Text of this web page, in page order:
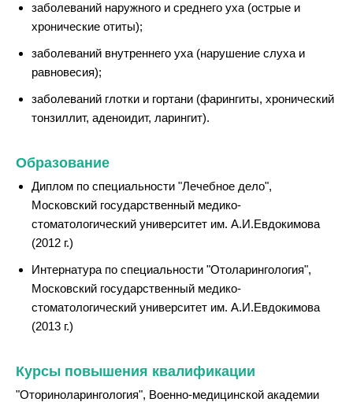
заболеваний наружного и среднего уха (острые и
хронические отиты);
заболеваний внутреннего уха (нарушение слуха и
равновесия);
заболеваний глотки и гортани (фарингиты, хронический
тонзиллит, аденоидит, ларингит).
Образование
Диплом по специальности "Лечебное дело",
Московский государственный медико-
стоматологический университет им. А.И.Евдокимова
(2012 г.)
Интернатура по специальности "Отоларингология",
Московский государственный медико-
стоматологический университет им. А.И.Евдокимова
(2013 г.)
Курсы повышения квалификации
"Оториноларингология", Военно-медицинской академии